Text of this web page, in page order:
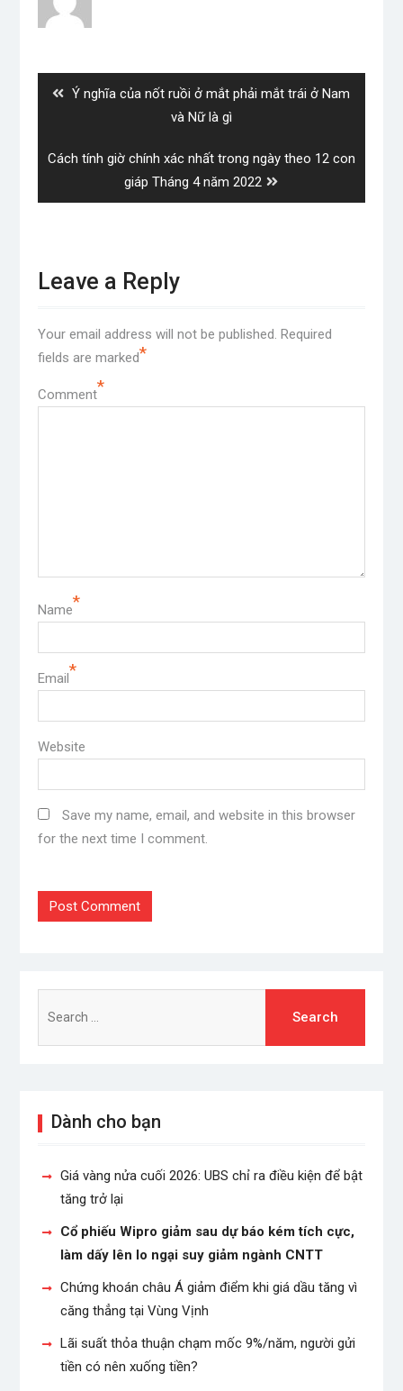
Previous
Ý nghĩa của nốt ruồi ở mắt phải mắt trái ở Nam
và Nữ là gì
Next
Cách tính giờ chính xác nhất trong ngày theo 12 con
giáp Tháng 4 năm 2022
Leave a Reply
Your email address will not be published. Required
fields are marked*
Comment*
Name*
Email*
Website
Save my name, email, and website in this browser
for the next time I comment.
for:
Dành cho bạn
Giá vàng nửa cuối 2026: UBS chỉ ra điều kiện để bật
tăng trở lại
Cổ phiếu Wipro giảm sau dự báo kém tích cực,
làm dấy lên lo ngại suy giảm ngành CNTT
Chứng khoán châu Á giảm điểm khi giá dầu tăng vì
căng thẳng tại Vùng Vịnh
Lãi suất thỏa thuận chạm mốc 9%/năm, người gửi
tiền có nên xuống tiền?